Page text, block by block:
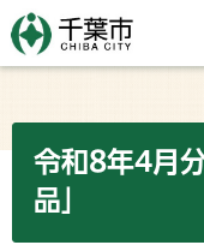
令和8年4月
品」